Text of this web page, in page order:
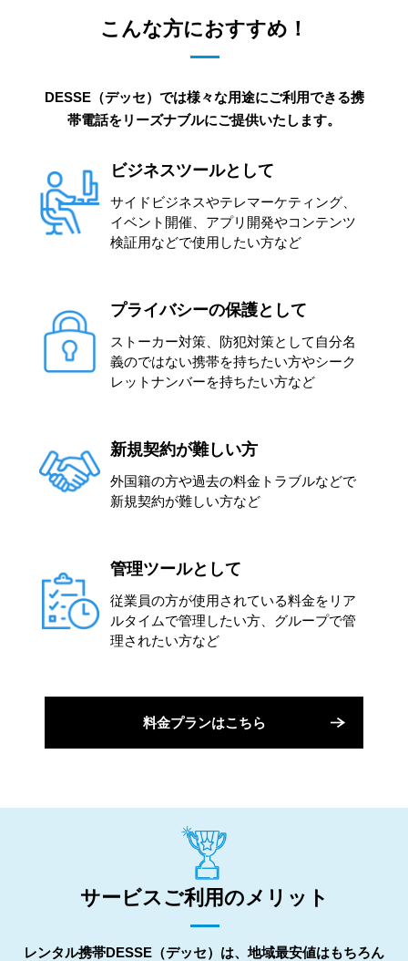
こんな方におすすめ！
DESSE（デッセ）では様々な用途にご利用できる携
帯電話をリーズナブルにご提供いたします。
ビジネスツールとして
サイドビジネスやテレマーケティング、
イベント開催、アプリ開発やコンテンツ
検証用などで使用したい方など
プライバシーの保護として
ストーカー対策、防犯対策として自分名
義のではない携帯を持ちたい方やシーク
レットナンバーを持ちたい方など
新規契約が難しい方
外国籍の方や過去の料金トラブルなどで
新規契約が難しい方など
管理ツールとして
従業員の方が使用されている料金をリア
ルタイムで管理したい方、グループで管
理されたい方など
料金プランはこちら
サービスご利用のメリット
レンタル携帯DESSE（デッセ）は、地域最安値はもちろん